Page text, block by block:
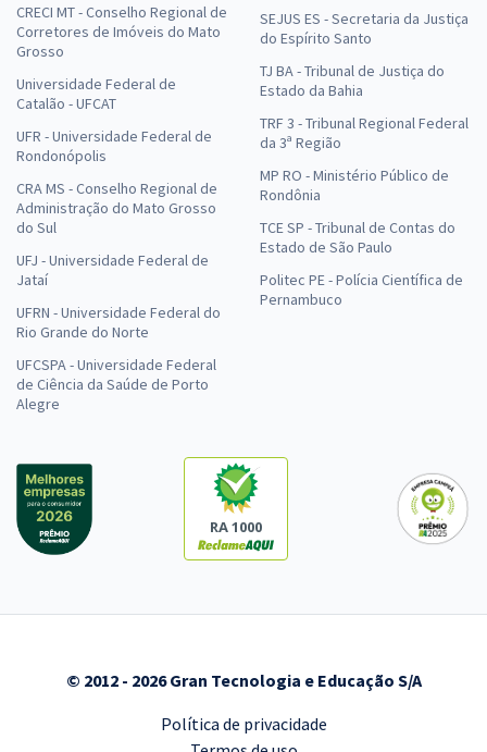
CRECI MT - Conselho Regional de
Corretores de Imóveis do Mato
Grosso
Universidade Federal de
Catalão - UFCAT
UFR - Universidade Federal de
Rondonópolis
CRA MS - Conselho Regional de
Administração do Mato Grosso
do Sul
UFJ - Universidade Federal de
Jataí
UFRN - Universidade Federal do
Rio Grande do Norte
UFCSPA - Universidade Federal
de Ciência da Saúde de Porto
Alegre
SEJUS ES - Secretaria da Justiça
do Espírito Santo
TJ BA - Tribunal de Justiça do
Estado da Bahia
TRF 3 - Tribunal Regional Federal
da 3ª Região
MP RO - Ministério Público de
Rondônia
TCE SP - Tribunal de Contas do
Estado de São Paulo
Politec PE - Polícia Científica de
Pernambuco
RA 1000
© 2012 - 2026 Gran Tecnologia e Educação S/A
Política de privacidade